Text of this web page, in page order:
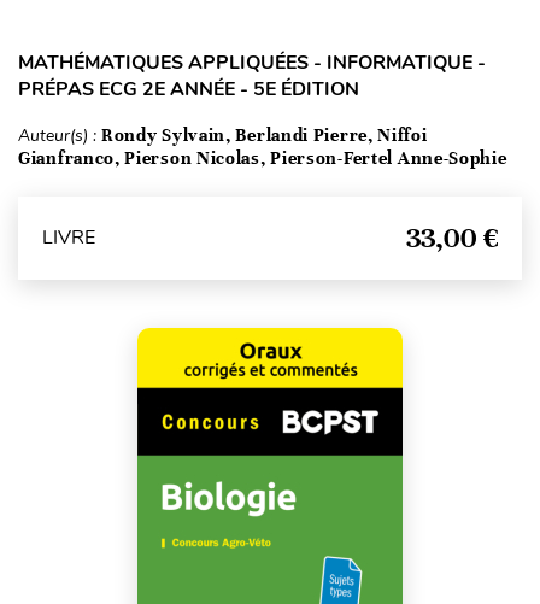
MATHÉMATIQUES APPLIQUÉES - INFORMATIQUE -
PRÉPAS ECG 2E ANNÉE - 5E ÉDITION
Auteur(s) : Rondy Sylvain, Berlandi Pierre, Niffoi
Gianfranco, Pierson Nicolas, Pierson-Fertel Anne-Sophie
LIVRE 33,00 €